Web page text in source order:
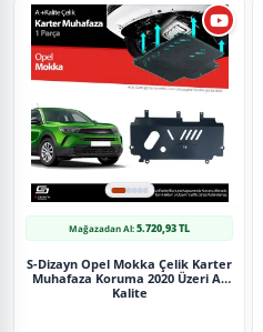
Mağazadan Al:5.720,93 TL
S-Dizayn Opel Mokka Çelik Karter
Muhafaza Koruma 2020 Üzeri A+
Kalite